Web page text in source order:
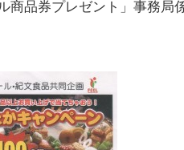
商品券プレゼント」事務局